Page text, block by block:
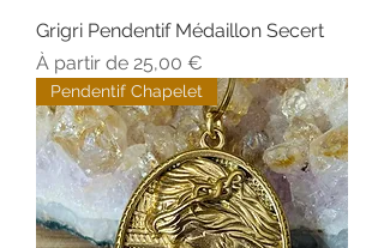
Grigri Pendentif Médaillon Secert
À partir de 25,00 €
Prix promotionnel
Pendentif Chapelet